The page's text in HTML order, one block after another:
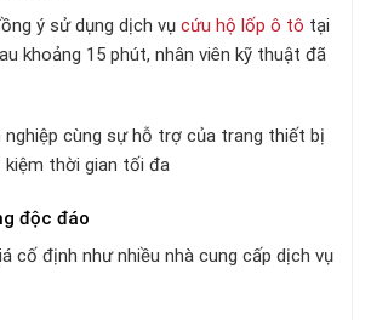
ý sử dụng dịch vụ cứu hộ lốp ô tô tại
khoảng 15 phút, nhân viên kỹ thuật đã
nghiệp cùng sự hỗ trợ của trang thiết bị
thời gian tối đa
độc đáo
cố định như nhiều nhà cung cấp dịch vụ